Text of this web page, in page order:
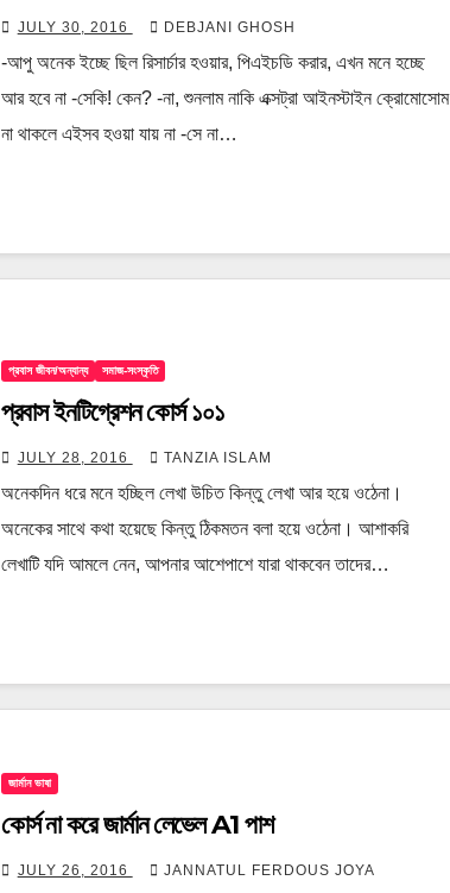
JULY 30, 2016 DEBJANI GHOSH
-আপু অনেক ইচ্ছে ছিল রিসার্চার হওয়ার, পিএইচডি করার, এখন মনে হচ্ছে
আর হবে না -সেকি! কেন? -না, শুনলাম নাকি এক্সট্রা আইনস্টাইন ক্রোমোসোম
না থাকলে এইসব হওয়া যায় না -সে না…
প্রবাস জীবন/অন্যান্য সমাজ-সংস্কৃতি
প্রবাস ইনটিগ্রেশন কোর্স ১০১
JULY 28, 2016 TANZIA ISLAM
অনেকদিন ধরে মনে হচ্ছিল লেখা উচিত কিন্তু লেখা আর হয়ে ওঠেনা।
অনেকের সাথে কথা হয়েছে কিন্তু ঠিকমতন বলা হয়ে ওঠেনা। আশাকরি
লেখাটি যদি আমলে নেন, আপনার আশেপাশে যারা থাকবেন তাদের…
জার্মান ভাষা
কোর্স না করে জার্মান লেভেল A1 পাশ
JULY 26, 2016 JANNATUL FERDOUS JOYA